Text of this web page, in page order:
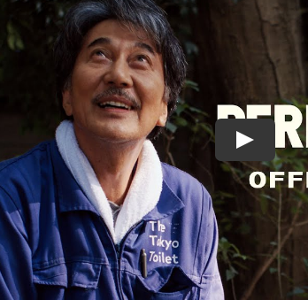
Play